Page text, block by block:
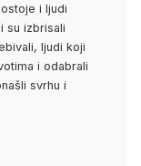
i ljudi
su izbrisali
ljudi koji
i odabrali
svrhu i